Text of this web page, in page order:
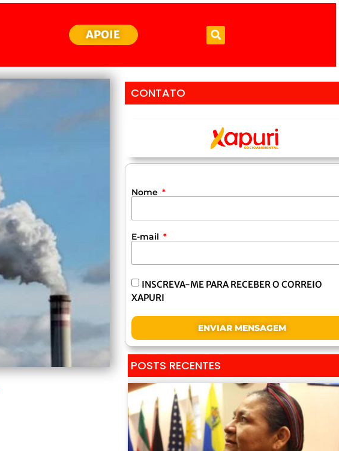
APOIE
CONTATO
Nome
E-mail
INSCREVA-ME PARA RECEBER O CORREIO
XAPURI
ENVIAR MENSAGEM
POSTS RECENTES